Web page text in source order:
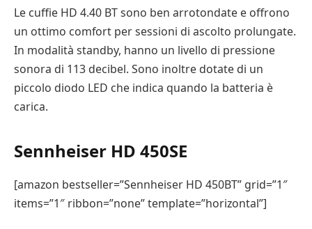
Le cuffie HD 4.40 BT sono ben arrotondate e offrono
un ottimo comfort per sessioni di ascolto prolungate.
In modalità standby, hanno un livello di pressione
sonora di 113 decibel. Sono inoltre dotate di un
piccolo diodo LED che indica quando la batteria è
carica.
Sennheiser HD 450SE
[amazon bestseller=”Sennheiser HD 450BT” grid=”1″
items=”1″ ribbon=”none” template=”horizontal”]